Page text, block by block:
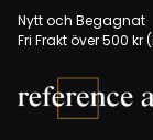
Nytt och Begagnat
Fri Frakt över 500 kr